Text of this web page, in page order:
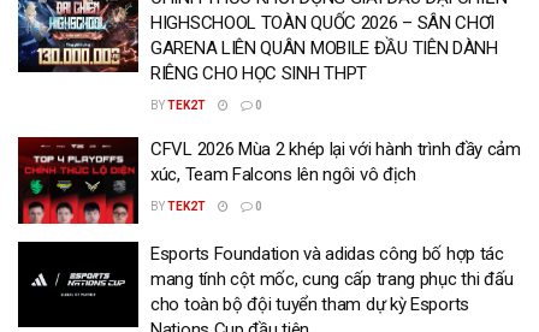
HIGHSCHOOL TOÀN QUỐC 2026 – SÂN CHƠI
GARENA LIÊN QUÂN MOBILE ĐẦU TIÊN DÀNH
RIÊNG CHO HỌC SINH THPT
BYTEK2T 0
CFVL 2026 Mùa 2 khép lại với hành trình đầy cảm
xúc, Team Falcons lên ngôi vô địch
BYTEK2T 0
Esports Foundation và adidas công bố hợp tác
mang tính cột mốc, cung cấp trang phục thi đấu
cho toàn bộ đội tuyển tham dự kỳ Esports